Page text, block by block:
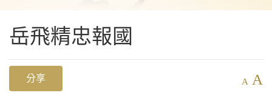
岳飛精忠報國
分享 A A